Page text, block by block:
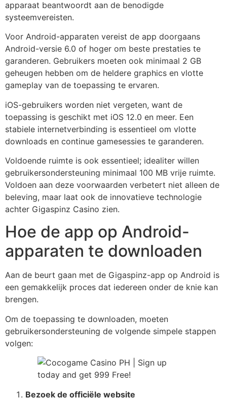
apparaat beantwoordt aan de benodigde
systeemvereisten.
Voor Android-apparaten vereist de app doorgaans
Android-versie 6.0 of hoger om beste prestaties te
garanderen. Gebruikers moeten ook minimaal 2 GB
geheugen hebben om de heldere graphics en vlotte
gameplay van de toepassing te ervaren.
iOS-gebruikers worden niet vergeten, want de
toepassing is geschikt met iOS 12.0 en meer. Een
stabiele internetverbinding is essentieel om vlotte
downloads en continue gamesessies te garanderen.
Voldoende ruimte is ook essentieel; idealiter willen
gebruikersondersteuning minimaal 100 MB vrije ruimte.
Voldoen aan deze voorwaarden verbetert niet alleen de
beleving, maar laat ook de innovatieve technologie
achter Gigaspinz Casino zien.
Hoe de app op Android-
apparaten te downloaden
Aan de beurt gaan met de Gigaspinz-app op Android is
een gemakkelijk proces dat iedereen onder de knie kan
brengen.
Om de toepassing te downloaden, moeten
gebruikersondersteuning de volgende simpele stappen
volgen:
Bezoek de officiële website